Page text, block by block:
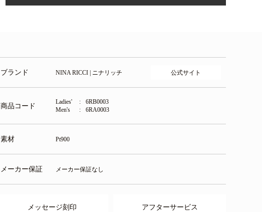
ブランド NINA RICCI | ニナリッチ 公式サイト
商品コード
Ladies'
6RB0003
Men's
6RA0003
素材 Pt900
メーカー保証 メーカー保証なし
メッセージ刻印 アフターサービス